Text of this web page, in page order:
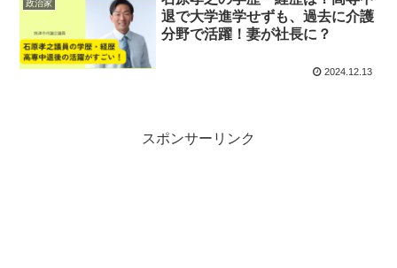
政治家
退で大学進学せずも、過去に介護
分野で活躍！妻が社長に？
2024.12.13
スポンサーリンク